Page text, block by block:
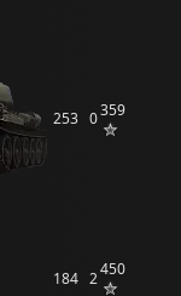
253 0359
184 2450